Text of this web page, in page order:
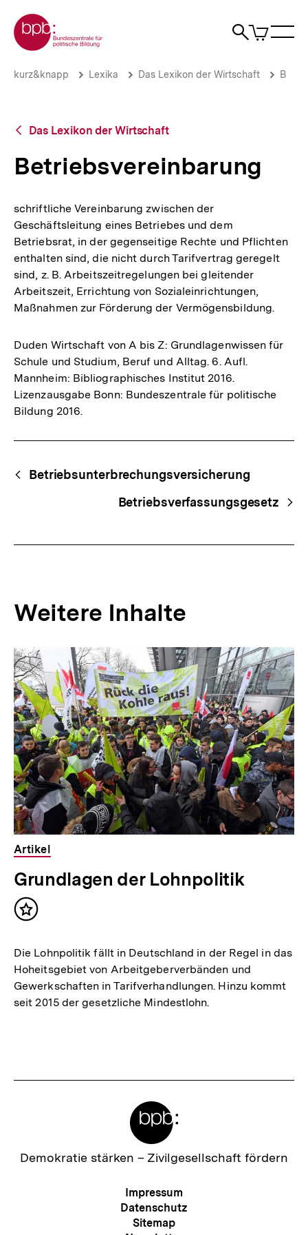
zum
Seiteninhalt
springen
Zur Startseite der bpb
Suche
Artikel
im
Betriebsvereinbarung
Brotkrümelnavigation
Pfadnavigation
kurz&knapp Lexika Das Lexikon der Wirtschaft B
Zurück
Übersicht
Das Lexikon der Wirtschaft
Betriebsvereinbarung
schriftliche Vereinbarung zwischen der
Geschäftsleitung eines Betriebes und dem
Betriebsrat, in der gegenseitige Rechte und Pflichten
enthalten sind, die nicht durch Tarifvertrag geregelt
sind, z. B. Arbeitszeitregelungen bei gleitender
Arbeitszeit, Errichtung von Sozialeinrichtungen,
Maßnahmen zur Förderung der Vermögensbildung.
Duden Wirtschaft von A bis Z: Grundlagenwissen für
Schule und Studium, Beruf und Alltag. 6. Aufl.
Mannheim: Bibliographisches Institut 2016.
Lizenzausgabe Bonn: Bundeszentrale für politische
Bildung 2016.
Begriffsnavigation
Content-
Navigation
Betriebsunterbrechungsversicherung
Betriebsverfassungsgesetz
Weitere Inhalte
Artikel
Grundlagen der Lohnpolitik
Inhalt
Die Lohnpolitik fällt in Deutschland in der Regel in das
Hoheitsgebiet von Arbeitgeberverbänden und
Gewerkschaften in Tarifverhandlungen. Hinzu kommt
seit 2015 der gesetzliche Mindestlohn.
Zur
Demokratie stärken – Zivilgesellschaft fördern
Meta-
Navigation
Impressum
Datenschutz
Sitemap